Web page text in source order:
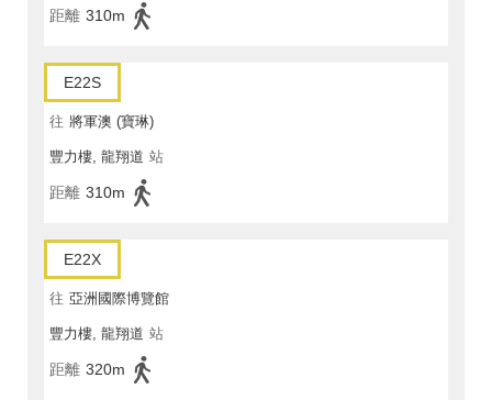
距離 310m
E22S
往 將軍澳 (寶琳)
豐力樓, 龍翔道 站
距離 310m
E22X
往 亞洲國際博覽館
豐力樓, 龍翔道 站
距離 320m